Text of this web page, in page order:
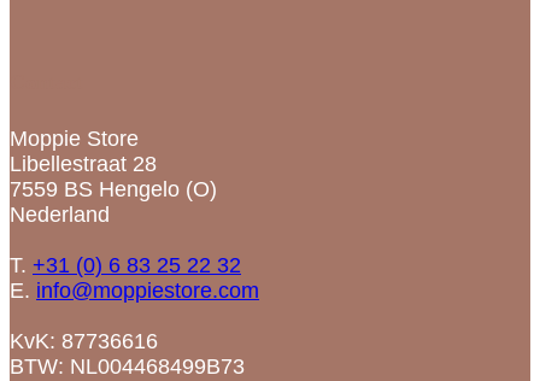
Moppie Store
Libellestraat 28
7559 BS Hengelo (O)
Nederland
T. +31 (0) 6 83 25 22 32
E. info@moppiestore.com
KvK: 87736616
BTW: NL004468499B73